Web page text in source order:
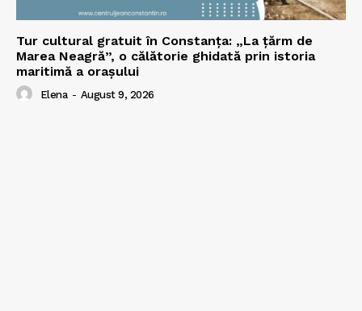
Tur cultural gratuit în Constanța: „La țărm de
Marea Neagră”, o călătorie ghidată prin istoria
maritimă a orașului
Elena - August 9, 2026